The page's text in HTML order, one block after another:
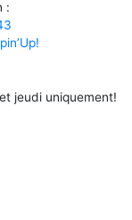
:
jeudi uniquement!